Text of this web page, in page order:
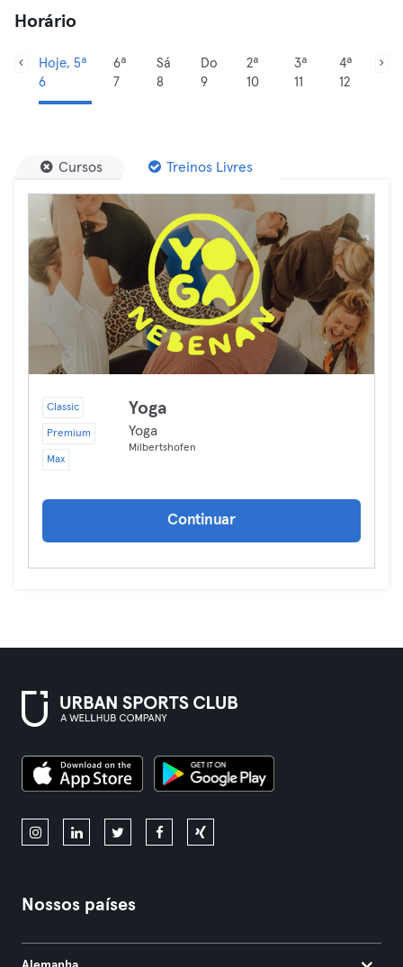
Horário
Hoje, 5ª
6
6ª
7
Sá
8
Do
9
2ª
10
3ª
11
4ª
12
Cursos Treinos Livres
Classic
Premium
Max
Yoga
Yoga
Milbertshofen
Continuar
Nossos países